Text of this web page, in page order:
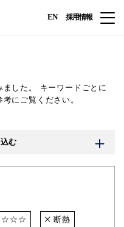
EN 採用情報
した。
キーワードごとに
にご覧ください。
む
断熱